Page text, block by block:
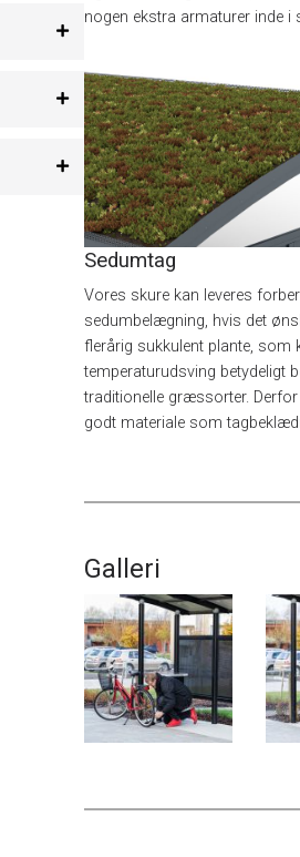
nogen ekstra armaturer inde i
Sedumtag
Vores skure kan leveres
sedumbelægning, hvis det
flerårig sukkulent plante, som
temperaturudsving betydeligt
traditionelle græssorter.
godt materiale som
Galleri